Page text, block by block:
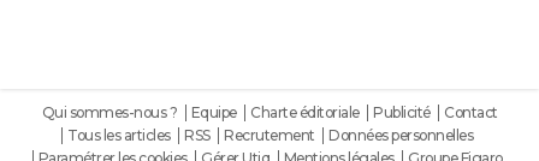
Qui sommes-nous ? Equipe Charte éditoriale Publicité
Contact
Tous les articles
RSS Recrutement
Données personnelles